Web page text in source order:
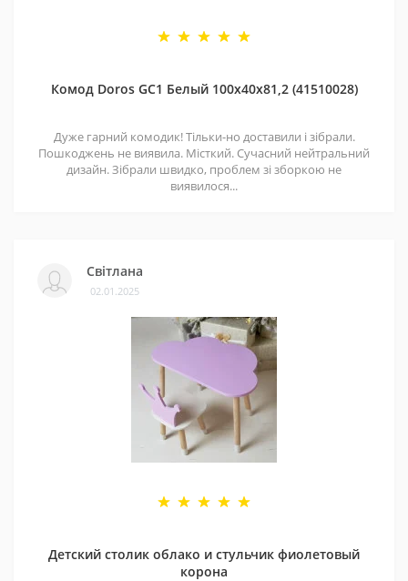
Комод Doros GС1 Белый 100х40х81,2 (41510028)
Дуже гарний комодик! Тільки-но доставили і зібрали.
Пошкоджень не виявила. Місткий. Сучасний нейтральний
дизайн. Зібрали швидко, проблем зі зборкою не
виявилося...
Світлана
02.01.2025
Детский столик облако и стульчик фиолетовый
корона